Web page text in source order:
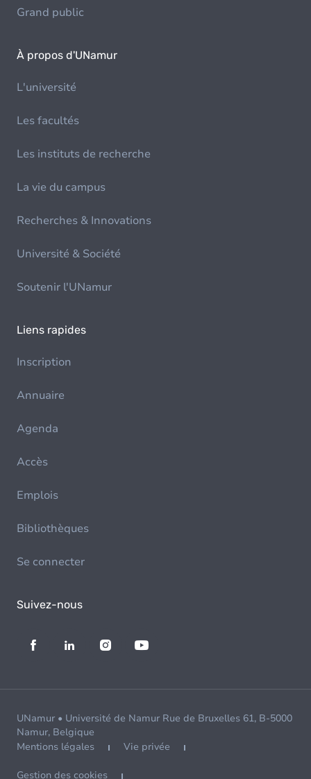
Grand public
À propos d'UNamur
L'université
Les facultés
Les instituts de recherche
La vie du campus
Recherches & Innovations
Université & Société
Soutenir l'UNamur
Liens rapides
Inscription
Annuaire
Agenda
Accès
Emplois
Bibliothèques
Se connecter
Suivez-nous
UNamur • Université de Namur Rue de Bruxelles 61, B-5000
Namur, Belgique
Mentions légales
Vie privée
Gestion des cookies